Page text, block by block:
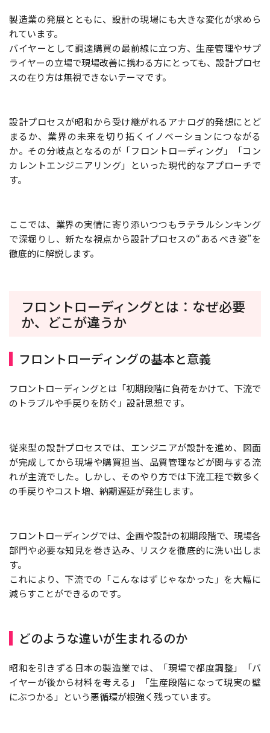
製造業の発展とともに、設計の現場にも大きな変化が求めら
れています。
バイヤーとして調達購買の最前線に立つ方、生産管理やサプ
ライヤーの立場で現場改善に携わる方にとっても、設計プロセ
スの在り方は無視できないテーマです。
設計プロセスが昭和から受け継がれるアナログ的発想にとど
まるか、業界の未来を切り拓くイノベーションにつながる
か。その分岐点となるのが「フロントローディング」「コン
カレントエンジニアリング」といった現代的なアプローチで
す。
ここでは、業界の実情に寄り添いつつもラテラルシンキング
で深堀りし、新たな視点から設計プロセスの“あるべき姿”を
徹底的に解説します。
フロントローディングとは：なぜ必要
か、どこが違うか
フロントローディングの基本と意義
フロントローディングとは「初期段階に負荷をかけて、下流で
のトラブルや手戻りを防ぐ」設計思想です。
従来型の設計プロセスでは、エンジニアが設計を進め、図面
が完成してから現場や購買担当、品質管理などが関与する流
れが主流でした。しかし、そのやり方では下流工程で数多く
の手戻りやコスト増、納期遅延が発生します。
フロントローディングでは、企画や設計の初期段階で、現場各
部門や必要な知見を巻き込み、リスクを徹底的に洗い出しま
す。
これにより、下流での「こんなはずじゃなかった」を大幅に
減らすことができるのです。
どのような違いが生まれるのか
昭和を引きずる日本の製造業では、「現場で都度調整」「バ
イヤーが後から材料を考える」「生産段階になって現実の壁
にぶつかる」という悪循環が根強く残っています。